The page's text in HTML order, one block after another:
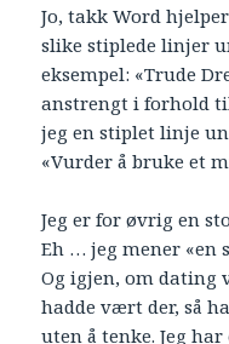
Jo, takk Word
slike stiplede linjer
eksempel: «Trude
anstrengt i forhold
jeg en stiplet linje
«Vurder å bruke et
Jeg er for øvrig en
Eh … jeg mener «en
Og igjen, om dating
hadde vært der, så
uten å tenke. Jeg